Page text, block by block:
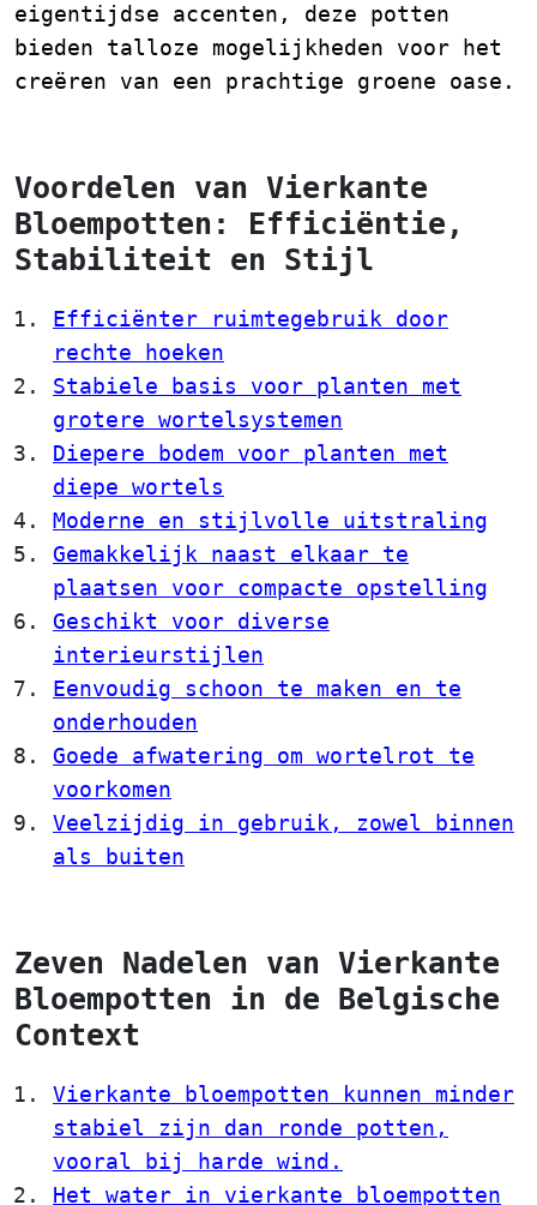
eigentijdse accenten, deze potten
bieden talloze mogelijkheden voor het
creëren van een prachtige groene oase.
Voordelen van Vierkante
Bloempotten: Efficiëntie,
Stabiliteit en Stijl
Efficiënter ruimtegebruik door
rechte hoeken
Stabiele basis voor planten met
grotere wortelsystemen
Diepere bodem voor planten met
diepe wortels
Moderne en stijlvolle uitstraling
Gemakkelijk naast elkaar te
plaatsen voor compacte opstelling
Geschikt voor diverse
interieurstijlen
Eenvoudig schoon te maken en te
onderhouden
Goede afwatering om wortelrot te
voorkomen
Veelzijdig in gebruik, zowel binnen
als buiten
Zeven Nadelen van Vierkante
Bloempotten in de Belgische
Context
Vierkante bloempotten kunnen minder
stabiel zijn dan ronde potten,
vooral bij harde wind.
Het water in vierkante bloempotten